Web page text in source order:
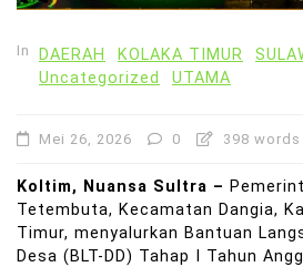
In DAERAH KOLAKA TIMUR
Uncategorized
UTAMA
Mei 26, 2026 0 398 words
Koltim, Nuansa Sultra –
Tetembuta, Kecamatan Dangia,
Timur, menyalurkan Bantuan
Desa (BLT-DD) Tahap I Tahun